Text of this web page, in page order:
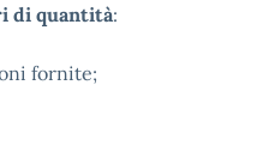
di quantità:
fornite;